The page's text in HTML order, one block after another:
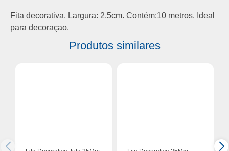
Fita decorativa. Largura: 2,5cm. Contém:10 metros. Ideal
para decoraçao.
Produtos similares